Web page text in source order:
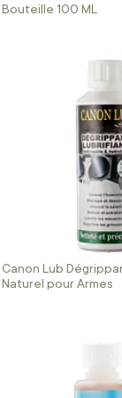
Bouteille 100 ML
Canon Lub
Naturel pour Armes